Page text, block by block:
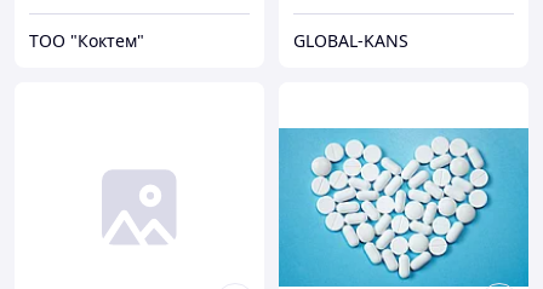
ТОО "Коктем" GLOBAL-KANS